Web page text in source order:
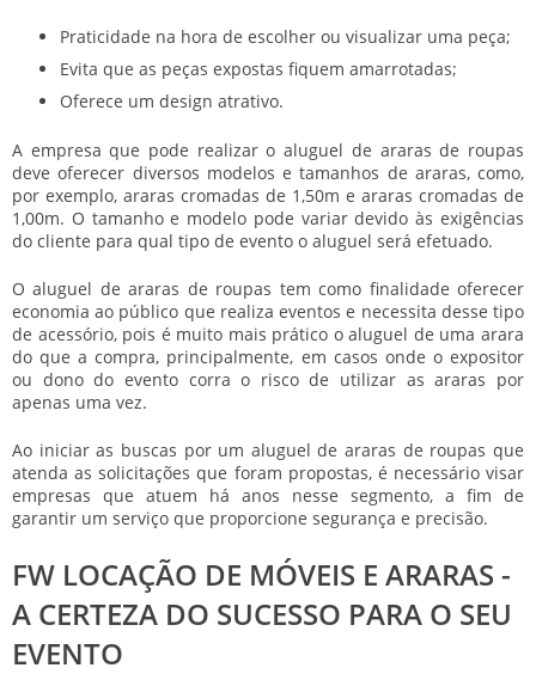
Praticidade na hora de escolher ou visualizar uma peça;
Evita que as peças expostas fiquem amarrotadas;
Oferece um design atrativo.
A empresa que pode realizar oaluguel de araras de roupas
deve oferecer diversos modelos e tamanhos de araras, como,
por exemplo, araras cromadas de 1,50m e araras cromadas de
1,00m. O tamanho e modelo pode variar devido às exigências
do cliente para qual tipo de evento o aluguel será efetuado.
Oaluguel de araras de roupas tem como finalidade oferecer
economia ao público que realiza eventos e necessita desse tipo
de acessório, pois é muito mais prático o aluguel de uma arara
do que a compra, principalmente, em casos onde o expositor
ou dono do evento corra o risco de utilizar as araras por
apenas uma vez.
Ao iniciar as buscas por um aluguel de araras de roupas que
atenda as solicitações que foram propostas, é necessário visar
empresas que atuem há anos nesse segmento, a fim de
garantir um serviço que proporcione segurança e precisão.
FW LOCAÇÃO DE MÓVEIS E ARARAS -
A CERTEZA DO SUCESSO PARA O SEU
EVENTO